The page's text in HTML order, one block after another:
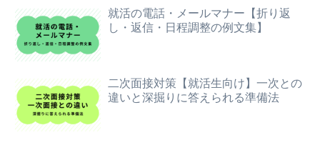
就活の電話・メールマナー【折り返
し・返信・日程調整の例文集】
二次面接対策【就活生向け】一次との
違いと深掘りに答えられる準備法